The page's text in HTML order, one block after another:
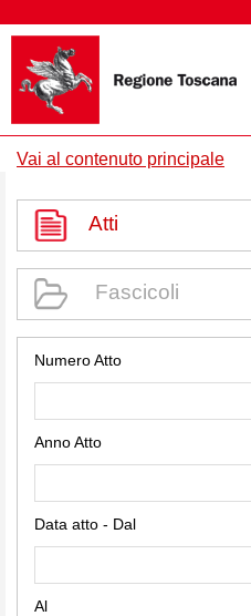
Vai al contenuto principale
Atti
Fascicoli
Numero Atto
Anno Atto
Data atto - Dal
Al